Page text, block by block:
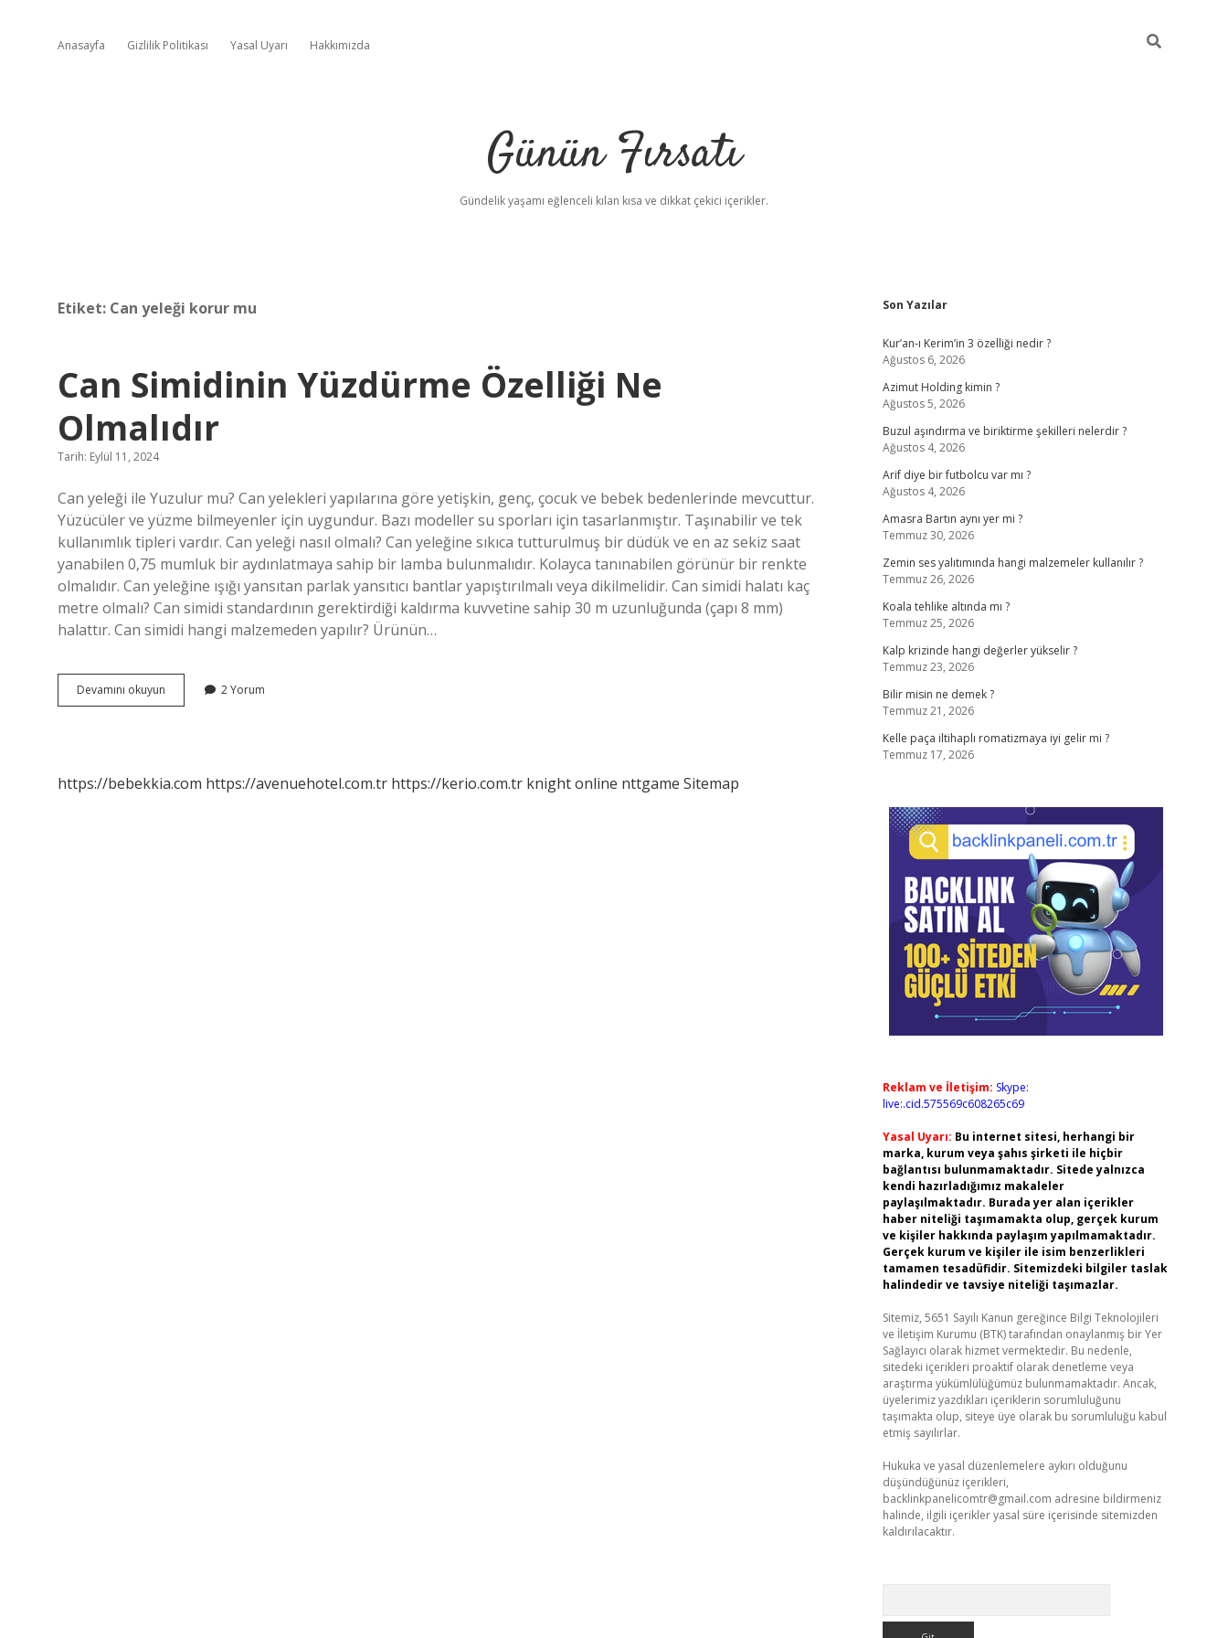
Anasayfa Gizlilik Politikası Yasal Uyarı Hakkımızda
Günün Fırsatı
Gündelik yaşamı eğlenceli kılan kısa ve dikkat çekici içerikler.
Etiket: Can yeleği korur mu
Can Simidinin Yüzdürme Özelliği Ne
Olmalıdır
Tarih: Eylül 11, 2024
Can yeleği ile Yuzulur mu? Can yelekleri yapılarına göre yetişkin, genç, çocuk ve bebek bedenlerinde mevcuttur.
Yüzücüler ve yüzme bilmeyenler için uygundur. Bazı modeller su sporları için tasarlanmıştır. Taşınabilir ve tek
kullanımlık tipleri vardır. Can yeleği nasıl olmalı? Can yeleğine sıkıca tutturulmuş bir düdük ve en az sekiz saat
yanabilen 0,75 mumluk bir aydınlatmaya sahip bir lamba bulunmalıdır. Kolayca tanınabilen görünür bir renkte
olmalıdır. Can yeleğine ışığı yansıtan parlak yansıtıcı bantlar yapıştırılmalı veya dikilmelidir. Can simidi halatı kaç
metre olmalı? Can simidi standardının gerektirdiği kaldırma kuvvetine sahip 30 m uzunluğunda (çapı 8 mm)
halattır. Can simidi hangi malzemeden yapılır? Ürünün…
Devamını okuyun
Simidinin
2 Yorum
https://bebekkia.com https://avenuehotel.com.tr https://kerio.com.tr knight online nttgame Sitemap
Sidebar
Son Yazılar
Kur’an-ı Kerim’in 3 özelliği nedir ?
Ağustos 6, 2026
Azimut Holding kimin ?
Ağustos 5, 2026
Buzul aşındırma ve biriktirme şekilleri nelerdir ?
Ağustos 4, 2026
Arif diye bir futbolcu var mı ?
Ağustos 4, 2026
Amasra Bartın aynı yer mi ?
Temmuz 30, 2026
Zemin ses yalıtımında hangi malzemeler kullanılır ?
Temmuz 26, 2026
Koala tehlike altında mı ?
Temmuz 25, 2026
Kalp krizinde hangi değerler yükselir ?
Temmuz 23, 2026
Bilir misin ne demek ?
Temmuz 21, 2026
Kelle paça iltihaplı romatizmaya iyi gelir mi ?
Temmuz 17, 2026
Reklam ve İletişim: Skype:
live:.cid.575569c608265c69
Yasal Uyarı: Bu internet sitesi, herhangi bir
marka, kurum veya şahıs şirketi ile hiçbir
bağlantısı bulunmamaktadır. Sitede yalnızca
kendi hazırladığımız makaleler
paylaşılmaktadır. Burada yer alan içerikler
haber niteliği taşımamakta olup, gerçek kurum
ve kişiler hakkında paylaşım yapılmamaktadır.
Gerçek kurum ve kişiler ile isim benzerlikleri
tamamen tesadüfidir. Sitemizdeki bilgiler taslak
halindedir ve tavsiye niteliği taşımazlar.
Sitemiz, 5651 Sayılı Kanun gereğince Bilgi Teknolojileri
ve İletişim Kurumu (BTK) tarafından onaylanmış bir Yer
Sağlayıcı olarak hizmet vermektedir. Bu nedenle,
sitedeki içerikleri proaktif olarak denetleme veya
araştırma yükümlülüğümüz bulunmamaktadır. Ancak,
üyelerimiz yazdıkları içeriklerin sorumluluğunu
taşımakta olup, siteye üye olarak bu sorumluluğu kabul
etmiş sayılırlar.
Hukuka ve yasal düzenlemelere aykırı olduğunu
düşündüğünüz içerikleri,
backlinkpanelicomtr@gmail.com adresine bildirmeniz
halinde, ilgili içerikler yasal süre içerisinde sitemizden
kaldırılacaktır.
vdcasino güncel giriş